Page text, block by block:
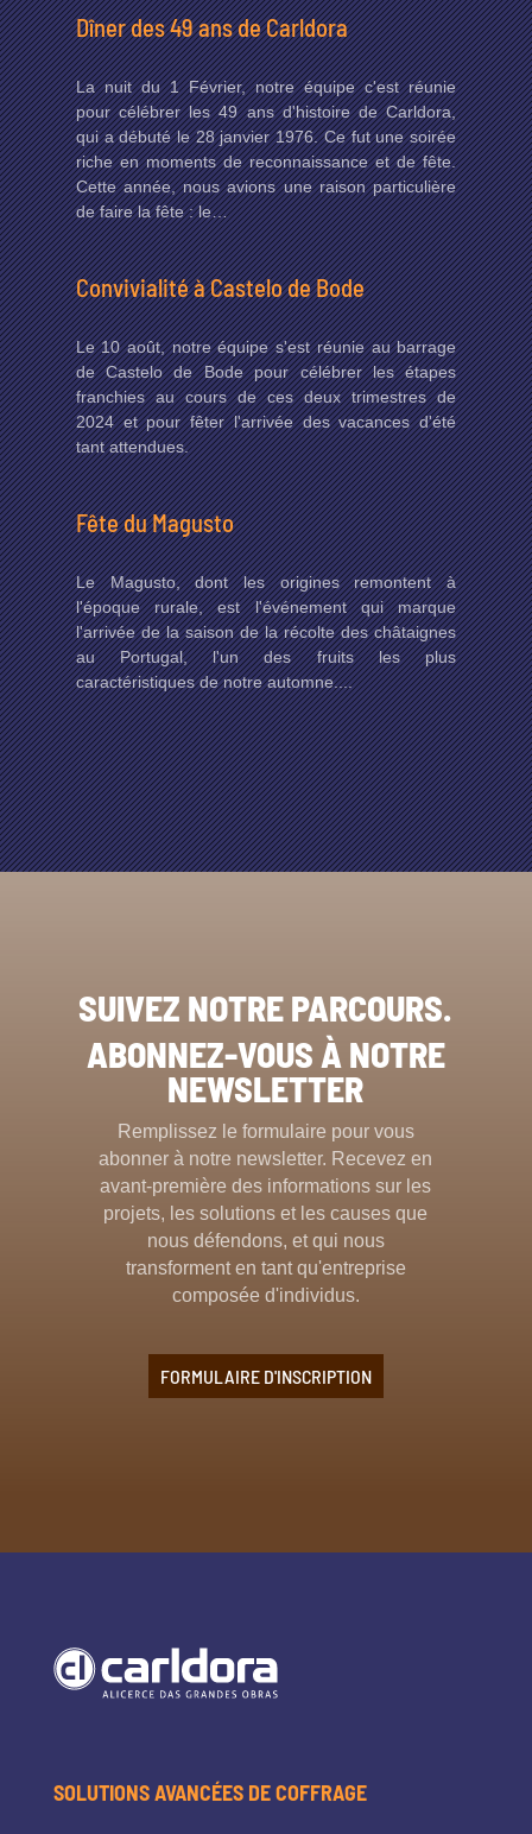
Dîner des 49 ans de Carldora
La nuit du 1 Février, notre équipe c'est réunie
pour célébrer les 49 ans d'histoire de Carldora,
qui a débuté le 28 janvier 1976. Ce fut une soirée
riche en moments de reconnaissance et de fête.
Cette année, nous avions une raison particulière
de faire la fête : le…
Convivialité à Castelo de Bode
Le 10 août, notre équipe s'est réunie au barrage
de Castelo de Bode pour célébrer les étapes
franchies au cours de ces deux trimestres de
2024 et pour fêter l'arrivée des vacances d'été
tant attendues.
Fête du Magusto
Le Magusto, dont les origines remontent à
l'époque rurale, est l'événement qui marque
l'arrivée de la saison de la récolte des châtaignes
au Portugal, l'un des fruits les plus
caractéristiques de notre automne....
SUIVEZ NOTRE PARCOURS.
ABONNEZ-VOUS À NOTRE
NEWSLETTER
Remplissez le formulaire pour vous
abonner à notre newsletter. Recevez en
avant-première des informations sur les
projets, les solutions et les causes que
nous défendons, et qui nous
transforment en tant qu'entreprise
composée d'individus.
FORMULAIRE D'INSCRIPTION
SOLUTIONS AVANCÉES DE COFFRAGE